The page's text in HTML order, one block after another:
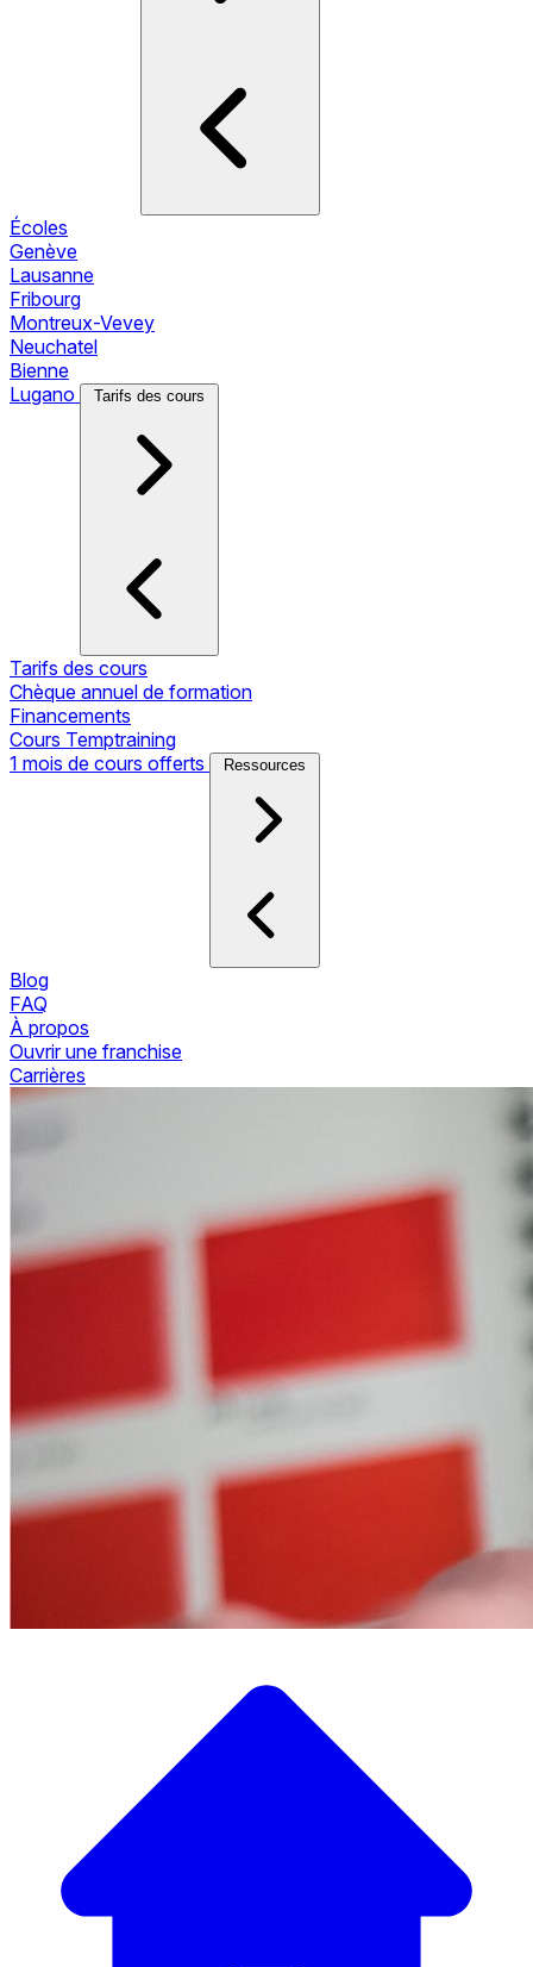
Écoles
Genève
Lausanne
Fribourg
Montreux-Vevey
Neuchatel
Bienne
Lugano
Tarifs des cours
Tarifs des cours
Chèque annuel de formation
Financements
Cours Temptraining
1 mois de cours offerts
Ressources
Blog
FAQ
À propos
Ouvrir une franchise
Carrières